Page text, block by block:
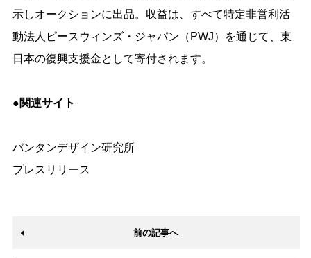
示しオークションに出品。収益は、すべて特定非営利活
動法人ピースウィンズ・ジャパン（PWJ）を通じて、東
日本の復興支援金として寄付されます。
●関連サイト
バンタンデザイン研究所
プレスリリース
前の記事へ